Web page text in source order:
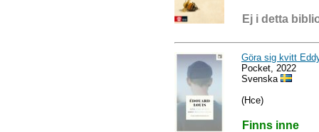
Ej i detta
Göra sig kvitt
Pocket, 2022
Svenska
(Hce)
Finns inne